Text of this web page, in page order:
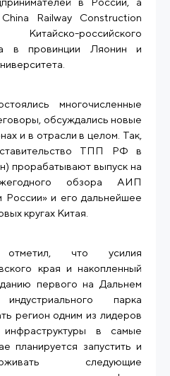
Railway Construction
российского
в провинции Ляонин и
многочисленные
обсуждались новые
и в отрасли в целом. Так,
ТПП РФ в
прорабатывают выпуск на
обзора АИП
России» и его дальнейшее
кругах Китая.
что усилия
края и накопленный
первого на Дальнем
парка
регион одним из лидеров
в самые
планируется запустить и
следующие